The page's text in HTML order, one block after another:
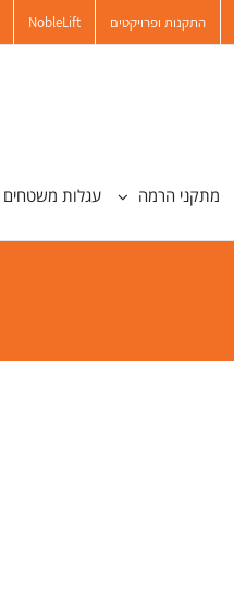
התקנות ופרויקטים NobleLift
מתקני הרמה עגלות משטחים